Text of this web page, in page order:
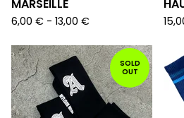
MARSEILLE
6,00 € - 13,00 €
SOLD
OUT